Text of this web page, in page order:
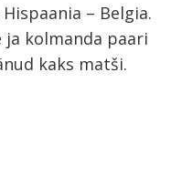
– Belgia.
kolmanda paari
kaks matši.